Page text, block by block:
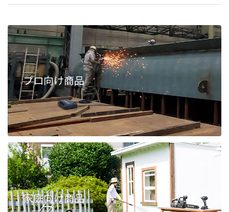
プロ向け商品
家庭向け商品